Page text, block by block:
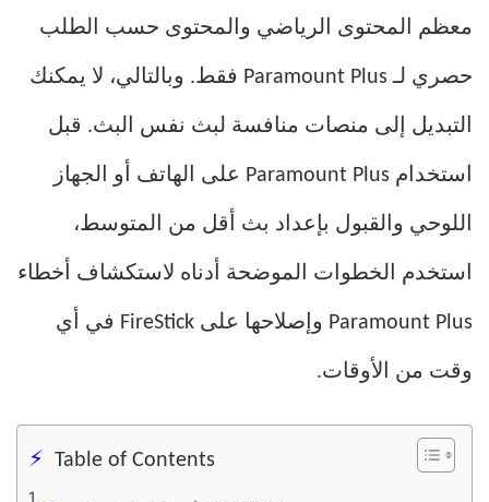
معظم المحتوى الرياضي والمحتوى حسب الطلب
حصري لـ Paramount Plus فقط. وبالتالي، لا يمكنك
التبديل إلى منصات منافسة لبث نفس البث. قبل
استخدام Paramount Plus على الهاتف أو الجهاز
اللوحي والقبول بإعداد بث أقل من المتوسط،
استخدم الخطوات الموضحة أدناه لاستكشاف أخطاء
Paramount Plus وإصلاحها على FireStick في أي
وقت من الأوقات.
Table of Contents